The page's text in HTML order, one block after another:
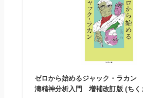
ゼロから始めるジャック・ラカ
濤精神分析入門 増補改訂版 (ちく